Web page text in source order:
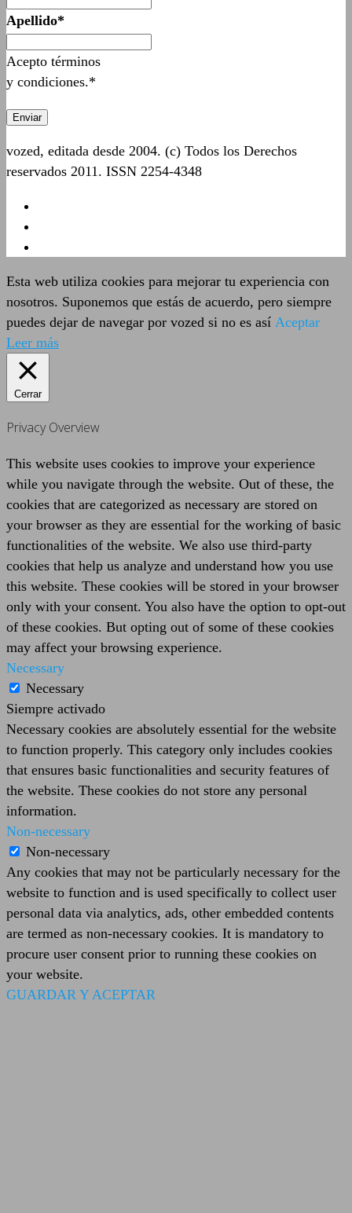
Apellido*
Acepto términos
y condiciones.*
vozed, editada desde 2004. (c) Todos los Derechos
reservados 2011. ISSN 2254-4348
Esta web utiliza cookies para mejorar tu experiencia con
nosotros. Suponemos que estás de acuerdo, pero siempre
puedes dejar de navegar por vozed si no es así Aceptar
Leer más
Cerrar
Privacy Overview
This website uses cookies to improve your experience
while you navigate through the website. Out of these, the
cookies that are categorized as necessary are stored on
your browser as they are essential for the working of basic
functionalities of the website. We also use third-party
cookies that help us analyze and understand how you use
this website. These cookies will be stored in your browser
only with your consent. You also have the option to opt-out
of these cookies. But opting out of some of these cookies
may affect your browsing experience.
Necessary
Necessary
Siempre activado
Necessary cookies are absolutely essential for the website
to function properly. This category only includes cookies
that ensures basic functionalities and security features of
the website. These cookies do not store any personal
information.
Non-necessary
Non-necessary
Any cookies that may not be particularly necessary for the
website to function and is used specifically to collect user
personal data via analytics, ads, other embedded contents
are termed as non-necessary cookies. It is mandatory to
procure user consent prior to running these cookies on
your website.
GUARDAR Y ACEPTAR